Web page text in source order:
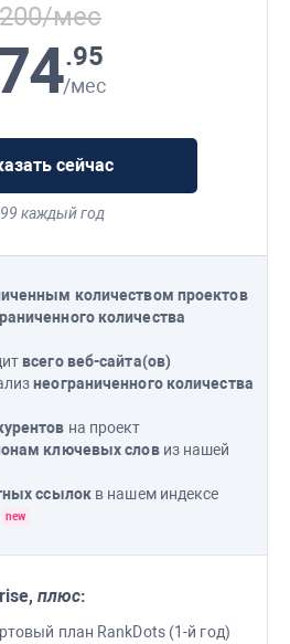
мес
.95
/мес
сейчас
каждый год
количеством проектов
количества
всего веб-сайта(ов)
неограниченного количества
на проект
ключевых словиз нашей
ссылокв нашем индексе
new
, плюс:
план RankDots (1-й год)